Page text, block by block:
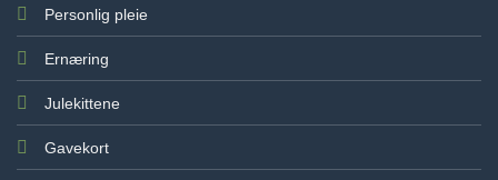
Personlig pleie
Ernæring
Julekittene
Gavekort